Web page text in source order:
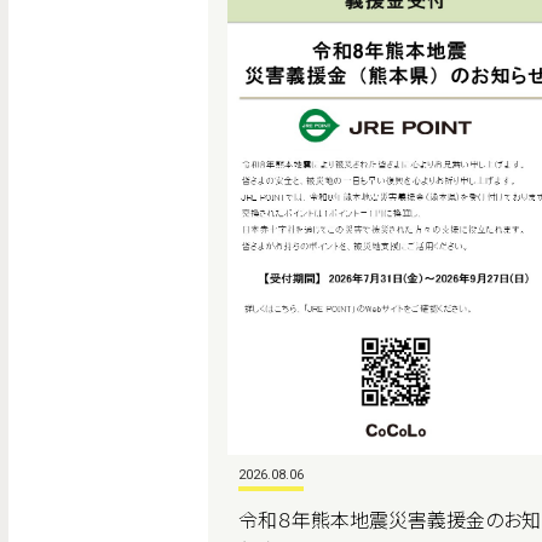
2026.08.06
令和８年熊本地震災害義援金のお知